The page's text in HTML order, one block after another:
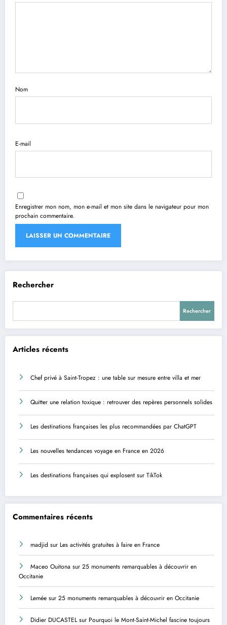
Nom
E-mail
Enregistrer mon nom, mon e-mail et mon site dans le navigateur pour mon
prochain commentaire.
Rechercher
Rechercher
Articles récents
Chef privé à Saint-Tropez : une table sur mesure entre villa et mer
Quitter une relation toxique : retrouver des repères personnels solides
Les destinations françaises les plus recommandées par ChatGPT
Les nouvelles tendances voyage en France en 2026
Les destinations françaises qui explosent sur TikTok
Commentaires récents
madjid sur Les activités gratuites à faire en France
Maceo Ouitona sur 25 monuments remarquables à découvrir en
Occitanie
Lemée sur 25 monuments remarquables à découvrir en Occitanie
Didier DUCASTELsur Pourquoi le Mont-Saint-Michel fascine toujours